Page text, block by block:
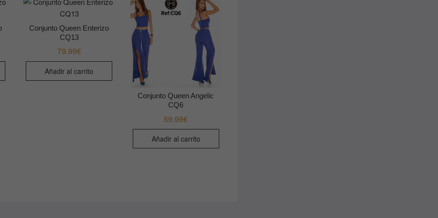
Conjunto Queen Enterizo
CQ13
79.99€
Añadir al carrito
Conjunto Queen Angelic
CQ6
59.99€
Añadir al carrito